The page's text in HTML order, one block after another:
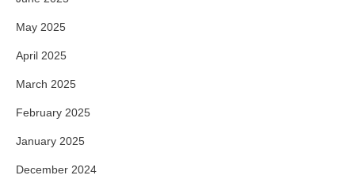
May 2025
April 2025
March 2025
February 2025
January 2025
December 2024